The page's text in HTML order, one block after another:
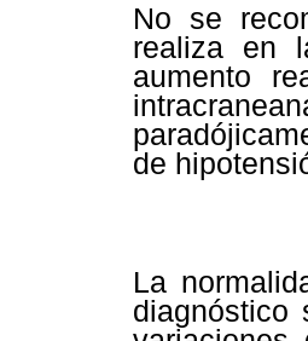
No se
realiza en
aumento
de
La
diagnóstico